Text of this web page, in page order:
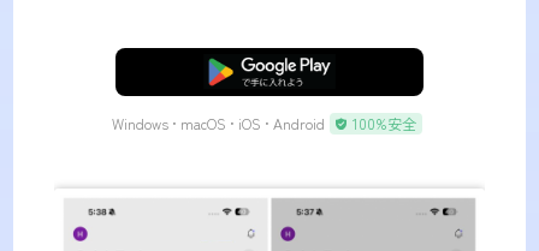
無料ダウンロード
Windows • macOS • iOS • Android 100%安全